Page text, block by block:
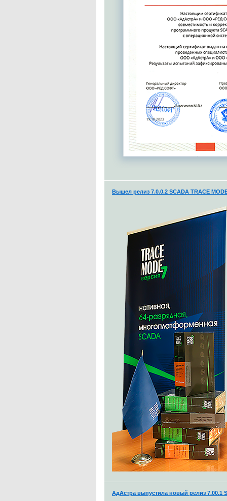
Вышел релиз 7.0.0.2 SCADA TRACE
АдАстра выпустила новый релиз 7.00.1